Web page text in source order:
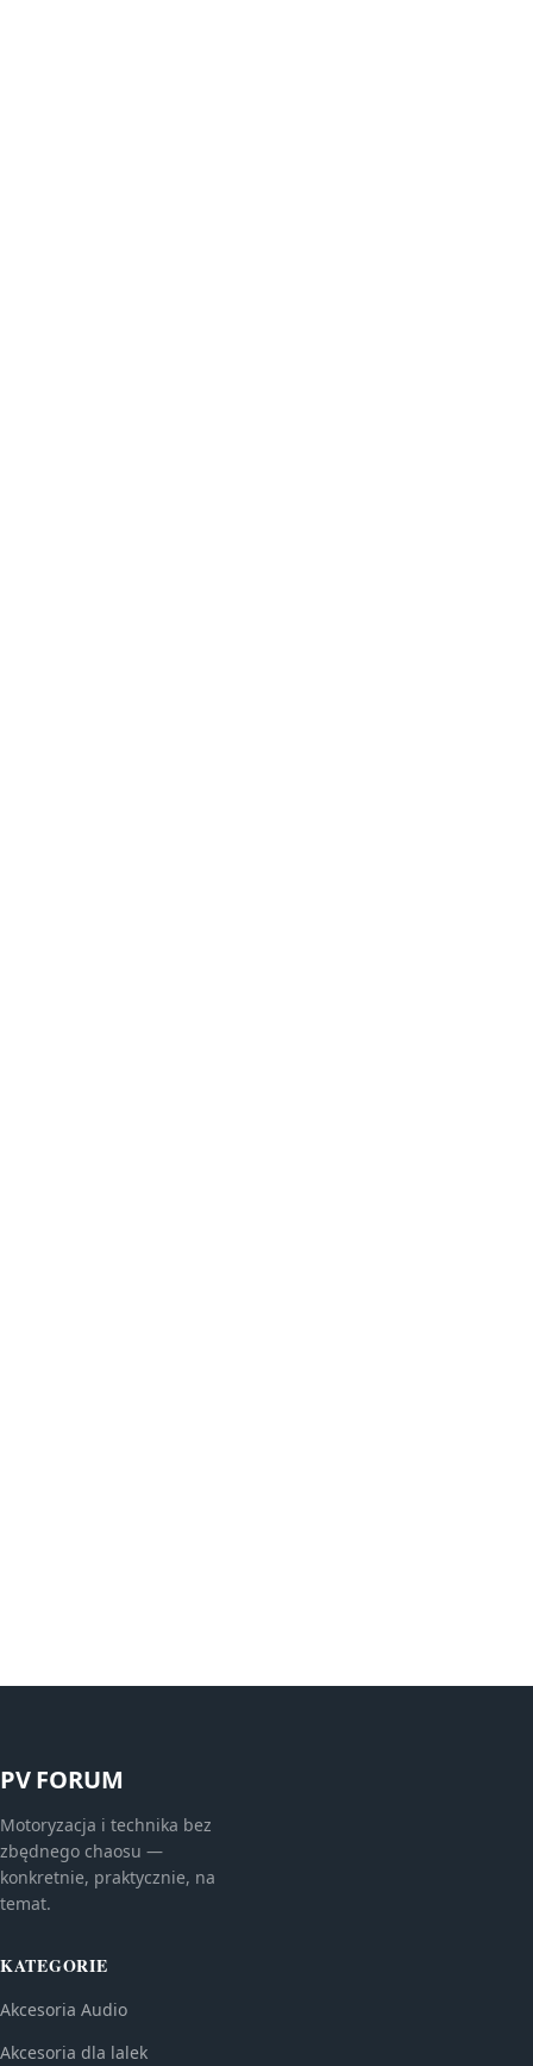
PV FORUM
Motoryzacja i technika bez
zbędnego chaosu —
konkretnie, praktycznie, na
temat.
KATEGORIE
Akcesoria Audio
Akcesoria dla lalek